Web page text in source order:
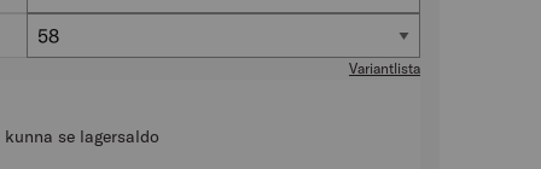
Storlek
58
Variantlista
se lagersaldo